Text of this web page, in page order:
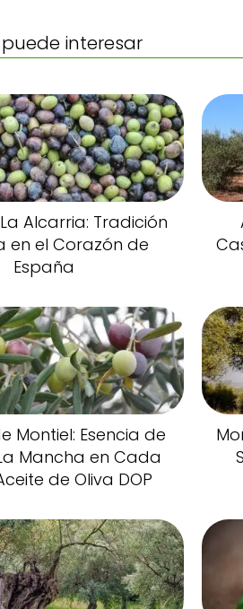
interesar
Alcarria: Tradición
en el Corazón de
España
Montiel: Esencia de
Mancha en Cada
de Oliva DOP